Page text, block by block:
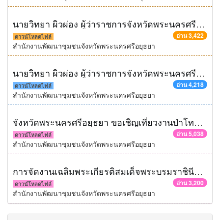
นายวิทยา ผิวผ่อง ผู้ว่าราชการจังหวัดพระนครศรีอยุธยา เปิดการจัดงานยอยศยิ่งฟ้าอยุธยามรดก
ดาวน์โหลดไฟล์ อ่าน 3,422
สำนักงานพัฒนาชุมชนจังหวัดพระนครศรีอยุธยา
นายวิทยา ผิวผ่อง ผู้ว่าราชการจังหวัดพระนครศรีอยุธยา เปิดงานอยุธยา...ส่งเสริม ภูมิปัญญาผ้าขาวม้าไทย
ดาวน์โหลดไฟล์ อ่าน 4,218
สำนักงานพัฒนาชุมชนจังหวัดพระนครศรีอยุธยา
จังหวัดพระนครศรีอยุธยา ขอเชิญเที่ยวงานป่าโทน ถนนคนเดิน ๒-๖ กันยายน ๒๕๕๒ จำหน่ายผลิตภัณฑ์ OTOP ,สินค้าการเกษตร,สินค้าธงฟ้า และอื่นๆ อีกมากมาย
ดาวน์โหลดไฟล์ อ่าน 5,038
สำนักงานพัฒนาชุมชนจังหวัดพระนครศรีอยุธยา
การจัดงานเฉลิมพระเกียรติสมเด็จพระบรมราชินีนาถ ๗๗ พรรษา ๑๒ สิงหาคม ๒๕๕๒
ดาวน์โหลดไฟล์ อ่าน 3,200
สำนักงานพัฒนาชุมชนจังหวัดพระนครศรีอยุธยา